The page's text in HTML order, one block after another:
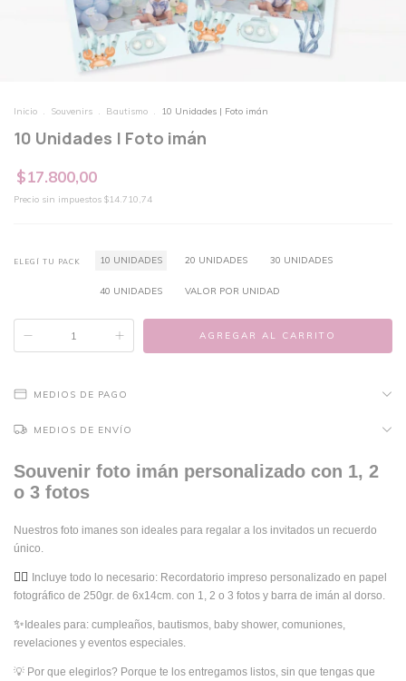
Inicio . Souvenirs . Bautismo . 10 Unidades | Foto imán
10 Unidades | Foto imán
$17.800,00
Precio sin impuestos $14.710,74
ELEGÍ TU PACK 10 UNIDADES 20 UNIDADES 30 UNIDADES
40 UNIDADES VALOR POR UNIDAD
MEDIOS DE PAGO
MEDIOS DE ENVÍO
Souvenir foto imán personalizado con 1, 2
o 3 fotos
Nuestros foto imanes son ideales para regalar a los invitados un recuerdo
único.
👉🏻
Incluye todo lo necesario: Recordatorio impreso personalizado en papel
fotográfico de 250gr. de 6x14cm. con 1, 2 o 3 fotos y barra de imán al dorso.
✨ Ideales para: cumpleaños, bautismos, baby shower, comuniones,
revelaciones y eventos especiales.
💡 Por que elegirlos? Porque te los entregamos listos, sin que tengas que